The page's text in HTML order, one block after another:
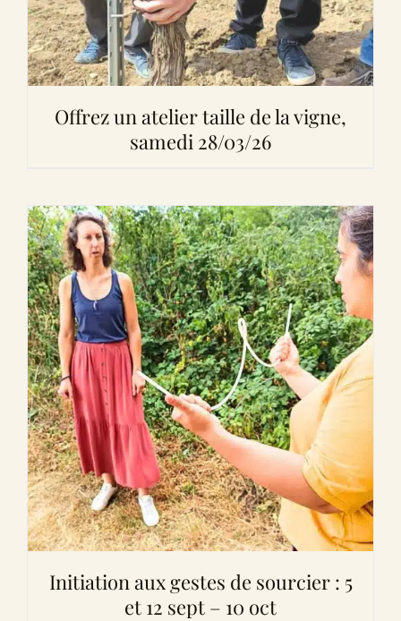
Offrez un atelier taille de la vigne,
samedi 28/03/26
Initiation aux gestes de sourcier : 5
et 12 sept – 10 oct